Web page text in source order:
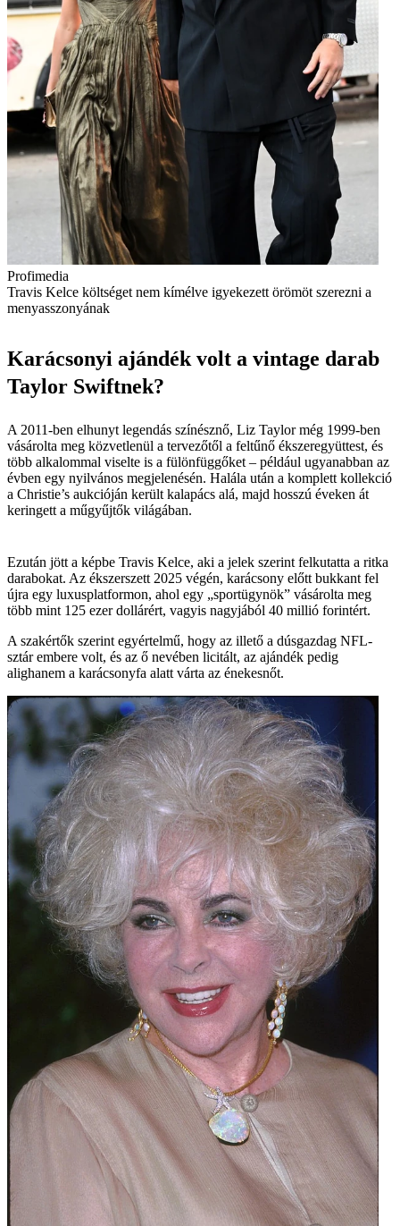
Profimedia
Travis Kelce költséget nem kímélve igyekezett örömöt szerezni a
menyasszonyának
Karácsonyi ajándék volt a vintage darab
Taylor Swiftnek?
A 2011-ben elhunyt legendás színésznő, Liz Taylor még 1999-ben
vásárolta meg közvetlenül a tervezőtől a feltűnő ékszeregyüttest, és
több alkalommal viselte is a fülönfüggőket – például ugyanabban az
évben egy nyilvános megjelenésén. Halála után a komplett kollekció
a Christie’s aukcióján került kalapács alá, majd hosszú éveken át
keringett a műgyűjtők világában.
Ezután jött a képbe Travis Kelce, aki a jelek szerint felkutatta a ritka
darabokat. Az ékszerszett 2025 végén, karácsony előtt bukkant fel
újra egy luxusplatformon, ahol egy „sportügynök” vásárolta meg
több mint 125 ezer dollárért, vagyis nagyjából 40 millió forintért.
A szakértők szerint egyértelmű, hogy az illető a dúsgazdag NFL-
sztár embere volt, és az ő nevében licitált, az ajándék pedig
alighanem a karácsonyfa alatt várta az énekesnőt.